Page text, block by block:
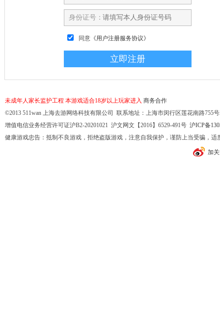
身份证号：
同意 《用户注册服务协议》
未成年人家长监护工程 本游戏适合18岁以上玩家进入 商务合作
©2013 511wan 上海去游网络科技有限公司 联系地址：上海市闵行区莲花南路755
增值电信业务经营许可证沪B2-20201021 沪文网文【2016】6529-491号 沪ICP备
健康游戏忠告：抵制不良游戏，拒绝盗版游戏，注意自我保护，谨防上当受骗，
加